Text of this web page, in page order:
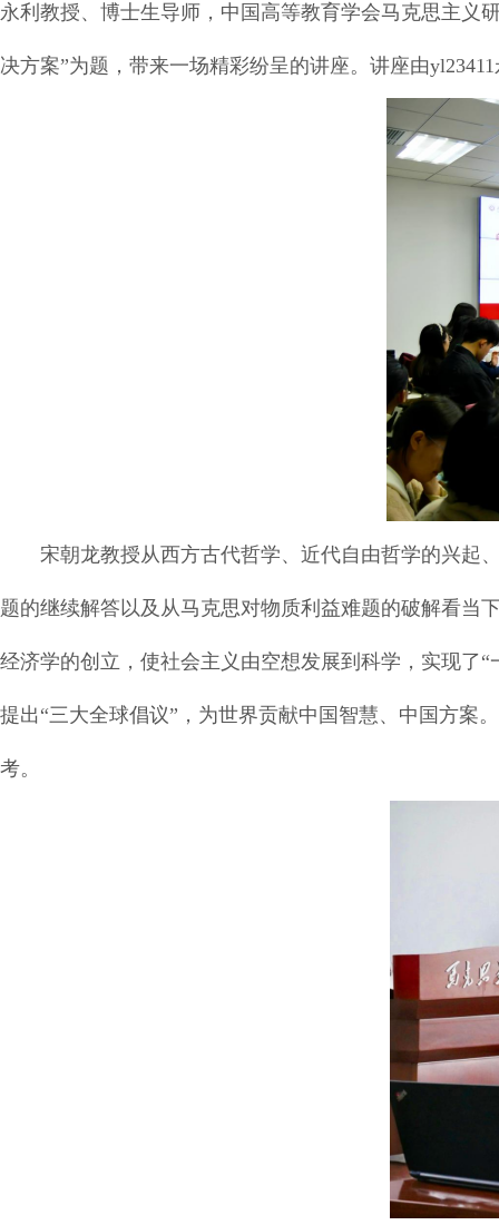
永利教授、博士生导师，中国高等教育学会马克思主义
决方案”为题，带来一场精彩纷呈的讲座。讲座由
宋朝龙教授从西方古代哲学、近代自由哲学的兴起
题的继续解答以及从马克思对物质利益难题的破解看当
经济学的创立，使社会主义由空想发展到科学，实现了
提出“三大全球倡议”，为世界贡献中国智慧、中国方案
考。